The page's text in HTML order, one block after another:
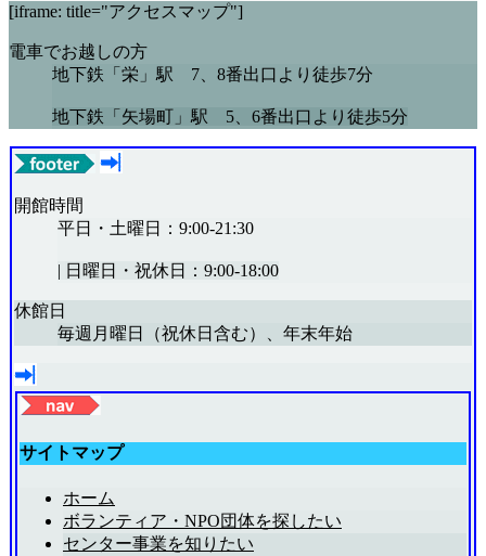
[iframe: title="アクセスマップ"]
電車でお越しの方
地下鉄「栄」駅 7、8番出口より徒歩7分
地下鉄「矢場町」駅 5、6番出口より徒歩5分
開館時間
平日・土曜日：9:00-21:30
| 日曜日・祝休日：9:00-18:00
休館日
毎週月曜日（祝休日含む）、年末年始
サイトマップ
ホーム
ボランティア・NPO団体を探したい
センター事業を知りたい